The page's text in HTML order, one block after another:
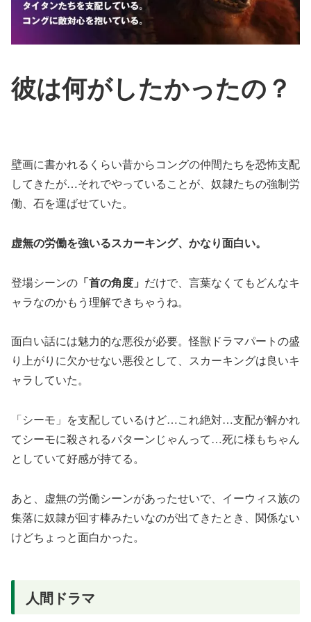
彼は何がしたかったの？
壁画に書かれるくらい昔からコングの仲間たちを恐怖支配
してきたが…それでやっていることが、奴隷たちの強制労
働、石を運ばせていた。
虚無の労働を強いるスカーキング、かなり面白い。
登場シーンの 「首の角度」 だけで、言葉なくてもどんなキ
ャラなのかもう理解できちゃうね。
面白い話には魅力的な悪役が必要。怪獣ドラマパートの盛
り上がりに欠かせない悪役として、スカーキングは良いキ
ャラしていた。
「シーモ」を支配しているけど…これ絶対…支配が解かれ
てシーモに殺されるパターンじゃんって…死に様もちゃん
としていて好感が持てる。
あと、虚無の労働シーンがあったせいで、イーウィス族の
集落に奴隷が回す棒みたいなのが出てきたとき、関係ない
けどちょっと面白かった。
人間ドラマ